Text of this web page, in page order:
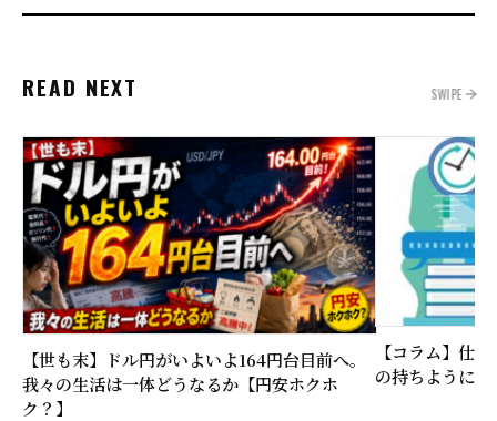
READ NEXT SWIPE
【世も末】ドル円がいよいよ164円台目前へ。
我々の生活は一体どうなるか【円安ホクホ
ク？】
【コラム】仕
の持ちように